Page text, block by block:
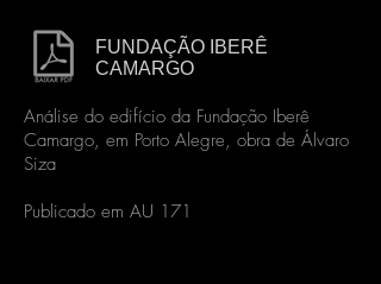
FUNDAÇÃO IBERÊ
CAMARGO
Análise do edifício da Fundação Iberê
Camargo, em Porto Alegre, obra de Álvaro
Siza
Publicado em AU 171